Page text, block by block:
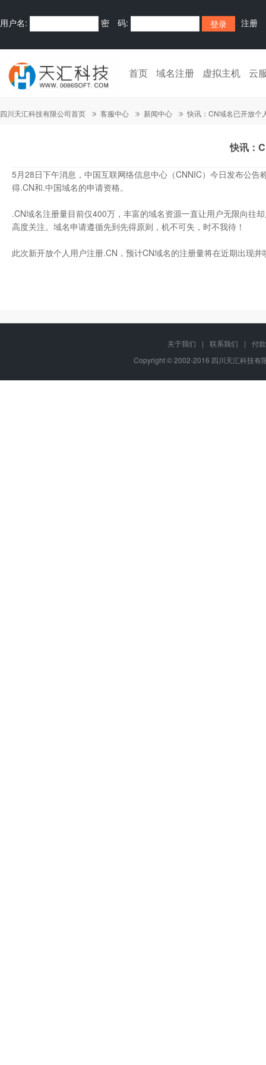
用户名: 密 码: 注册
首页 域名注册 虚拟主机 云
四川天汇科技有限公司首页 客服中心 新闻中心 快讯：CN域名已开放个
快讯：
5月28日下午消息，中国互联网络信息中心（CNNIC）今日发布公
得.CN和.中国域名的申请资格。
.CN域名注册量目前仅400万，丰富的域名资源一直让用户无限向往
高度关注。域名申请遵循先到先得原则，机不可失，时不我待！
此次新开放个人用户注册.CN，预计CN域名的注册量将在近期出现
关于我们 | 联系我们 |
付
Copyright © 2002-2016 四川天汇科技